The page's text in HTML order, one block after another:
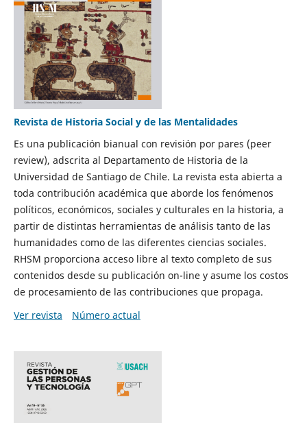
Revista de Historia Social y de las Mentalidades
Es una publicación bianual con revisión por pares (peer
review), adscrita al Departamento de Historia de la
Universidad de Santiago de Chile. La revista esta abierta a
toda contribución académica que aborde los fenómenos
políticos, económicos, sociales y culturales en la historia, a
partir de distintas herramientas de análisis tanto de las
humanidades como de las diferentes ciencias sociales.
RHSM proporciona acceso libre al texto completo de sus
contenidos desde su publicación on-line y asume los costos
de procesamiento de las contribuciones que propaga.
Ver revista
Número actual